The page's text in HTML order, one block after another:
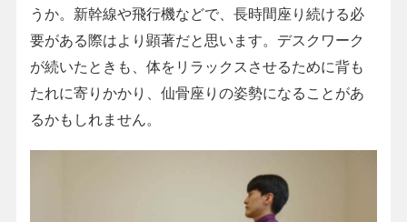
うか。新幹線や飛行機などで、長時間座り続ける必
要がある際はより顕著だと思います。デスクワーク
が続いたときも、体をリラックスさせるために背も
たれに寄りかかり、仙骨座りの姿勢になることがあ
るかもしれません。